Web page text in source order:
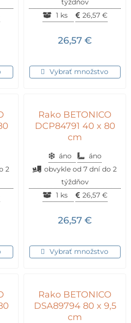
týždňov
1 ks
26,57 €
26,57 €
Vybrať množstvo
2
Rako BETONICO
DCP84791 40 x 80
cm
áno
áno
obvykle od 7 dní do 2
týždňov
1 ks
26,57 €
26,57 €
Vybrať množstvo
Rako BETONICO
DSA89794 80 x 9,5
cm